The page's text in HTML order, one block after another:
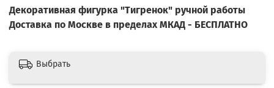
Декоративная фигурка "Тигренок" ручной работы
Доставка по Москве в пределах МКАД - БЕСПЛАТНО
Выбрать